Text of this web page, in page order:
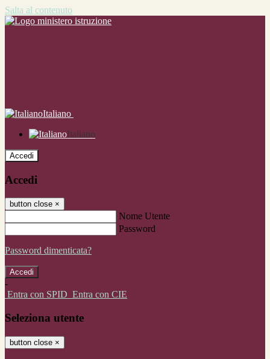
Salta al contenuto
Italiano
Italiano
Accedi
Accedi
button close ×
Nome Utente
Password
Password dimenticata?
-
Entra con SPID Entra con CIE
Seleziona utente
button close ×